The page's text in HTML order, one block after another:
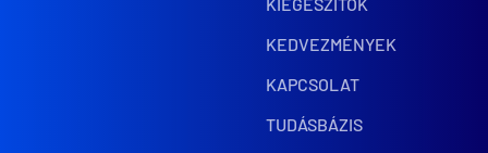
KIEGÉSZÍTŐK
KEDVEZMÉNYEK
KAPCSOLAT
TUDÁSBÁZIS